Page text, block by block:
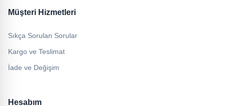
Müşteri Hizmetleri
Sıkça Sorulan Sorular
Kargo ve Teslimat
İade ve Değişim
Hesabım